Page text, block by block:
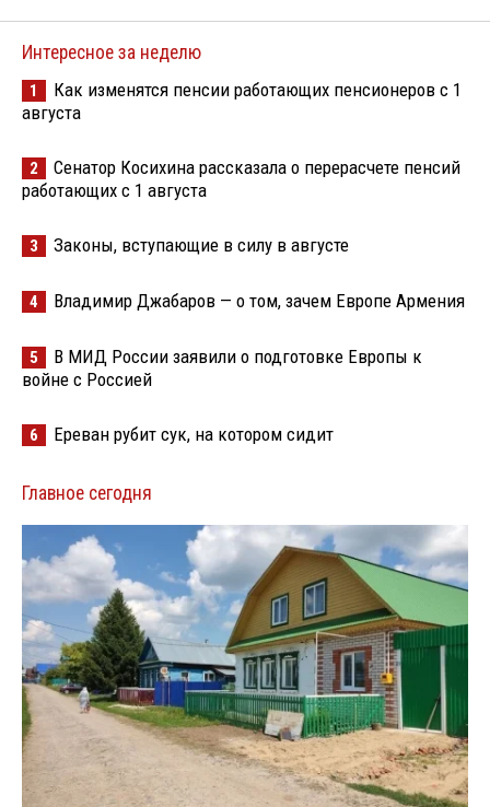
Интересное за неделю
1
Как изменятся пенсии работающих пенсионеров с 1
августа
2
Сенатор Косихина рассказала о перерасчете пенсий
работающих с 1 августа
3 Законы, вступающие в силу в августе
4 Владимир Джабаров — о том, зачем Европе Армения
5
В МИД России заявили о подготовке Европы к
войне с Россией
6 Ереван рубит сук, на котором сидит
Главное сегодня